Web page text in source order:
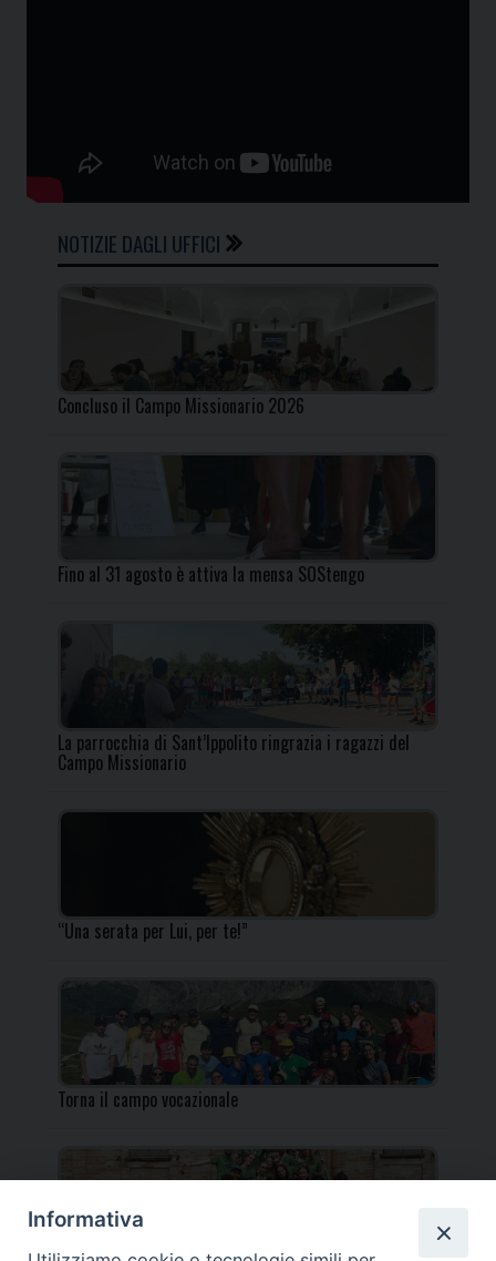
NOTIZIE DAGLI UFFICI
Concluso il Campo Missionario 2026
Fino al 31 agosto è attiva la mensa SOStengo
La parrocchia di Sant’Ippolito ringrazia i ragazzi del
Campo Missionario
“Una serata per Lui, per te!”
Torna il campo vocazionale
Informativa